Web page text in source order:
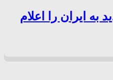
به ایران را اعلام